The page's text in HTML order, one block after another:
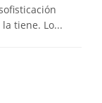
tiene. Lo...